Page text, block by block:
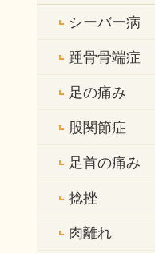
シーバー病
踵骨骨端症
足の痛み
股関節症
足首の痛み
捻挫
肉離れ